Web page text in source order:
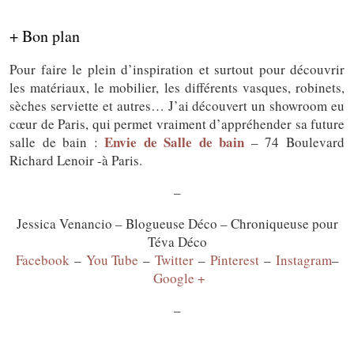
+ Bon plan
Pour faire le plein d’inspiration et surtout pour découvrir
les matériaux, le mobilier, les différents vasques, robinets,
sèches serviette et autres… J’ai découvert un showroom eu
cœur de Paris, qui permet vraiment d’appréhender sa future
salle de bain :Envie de Salle de bain – 74 Boulevard
Richard Lenoir -à Paris.
–
Jessica Venancio – Blogueuse Déco – Chroniqueuse pour
Téva Déco
Facebook – You Tube – Twitter – Pinterest – Instagram–
Google +
–